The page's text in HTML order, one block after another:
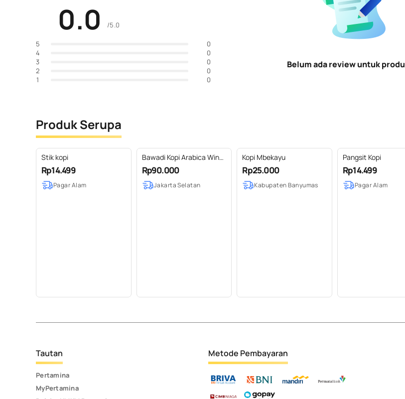
0.0 /5.0
5
0
4
0
3
0
2
0
1
0
Belum ada review untuk
Produk Serupa
Stik kopi
Rp14.499
Pagar Alam
Bawadi Kopi Arabica Wine
Coffee 200g
Rp90.000
Jakarta Selatan
Kopi Mbekayu
Rp25.000
Kabupaten Banyumas
Pangsit Kopi
Rp14.499
Pagar Alam
Tautan
Pertamina
MyPertamina
Metode Pembayaran